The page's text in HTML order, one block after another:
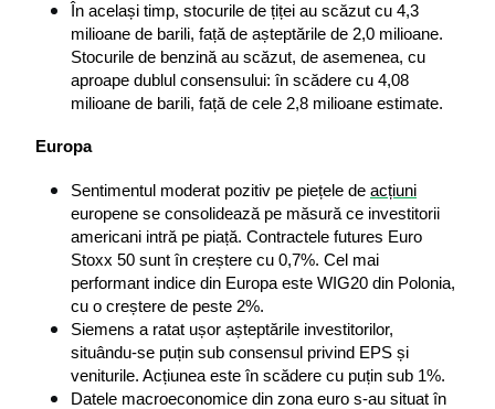
În același timp, stocurile de țiței au scăzut cu 4,3
milioane de barili, față de așteptările de 2,0 milioane.
Stocurile de benzină au scăzut, de asemenea, cu
aproape dublul consensului: în scădere cu 4,08
milioane de barili, față de cele 2,8 milioane estimate.
Europa
Sentimentul moderat pozitiv pe piețele de acțiuni
europene se consolidează pe măsură ce investitorii
americani intră pe piață. Contractele futures Euro
Stoxx 50 sunt în creștere cu 0,7%. Cel mai
performant indice din Europa este WIG20 din Polonia,
cu o creștere de peste 2%.
Siemens a ratat ușor așteptările investitorilor,
situându-se puțin sub consensul privind EPS și
veniturile. Acțiunea este în scădere cu puțin sub 1%.
Datele macroeconomice din zona euro s-au situat în